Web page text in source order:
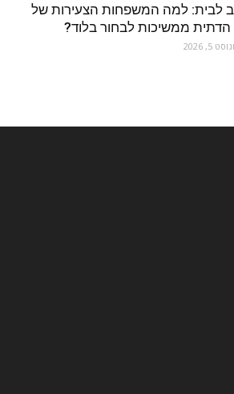
לבית: למה המשפחות הצעירות של
הדתית ממשיכות לבחור בלוד?
5, 2026